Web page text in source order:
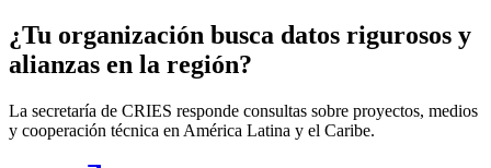
¿Tu organización busca datos rigurosos y
alianzas en la región?
La secretaría de CRIES responde consultas sobre proyectos, medios
y cooperación técnica en América Latina y el Caribe.